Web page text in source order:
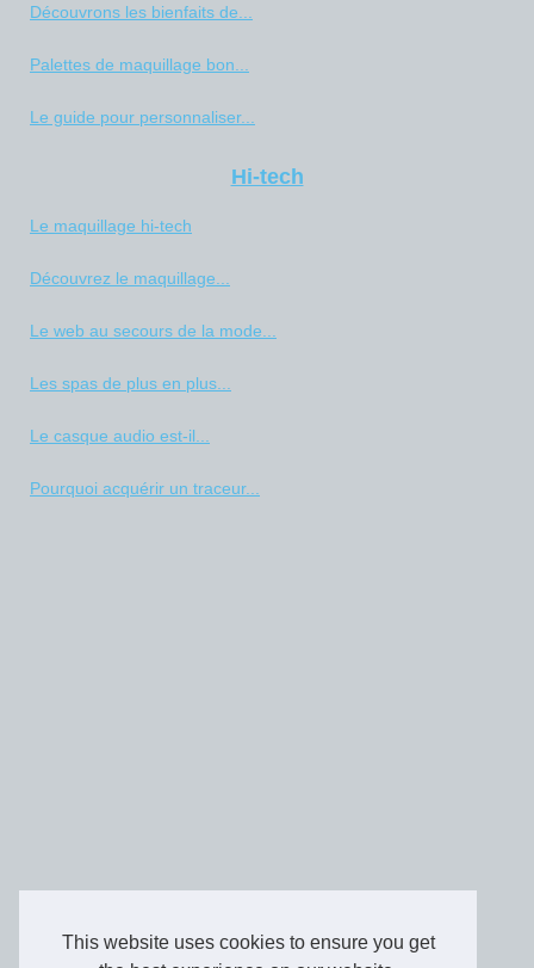
This website uses cookies to ensure you get
Découvrons les bienfaits de...
Palettes de maquillage bon...
Le guide pour personnaliser...
Hi-tech
Le maquillage hi-tech
Découvrez le maquillage...
Le web au secours de la mode...
Les spas de plus en plus...
Le casque audio est-il...
Pourquoi acquérir un traceur...